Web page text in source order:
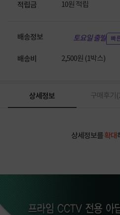
적립금 10원 적립
배송정보 토요일 출발 빠
배송비 2,500원 (1박스)
상세정보 구매후기(
상세정보를확대